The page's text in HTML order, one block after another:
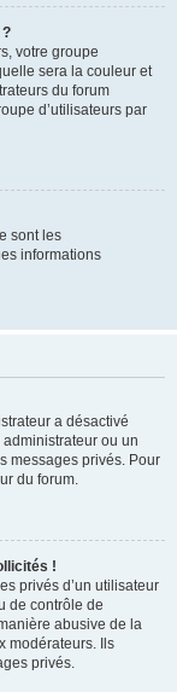
?
votre groupe
sera la couleur et
du forum
d’utilisateurs par
sont les
informations
a désactivé
ou un
messages privés. Pour
du forum.
!
privés d’un utilisateur
de contrôle de
abusive de la
modérateurs. Ils
privés.